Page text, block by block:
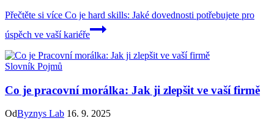
Přečtěte si více Co je hard skills: Jaké dovednosti potřebujete pro
úspěch ve vaší kariéře
Slovník Pojmů
Co je pracovní morálka: Jak ji zlepšit ve vaší firmě
OdByznys Lab 16. 9. 2025